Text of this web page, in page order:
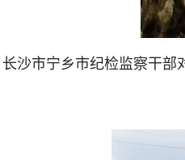
长沙市宁乡市纪检监察干部